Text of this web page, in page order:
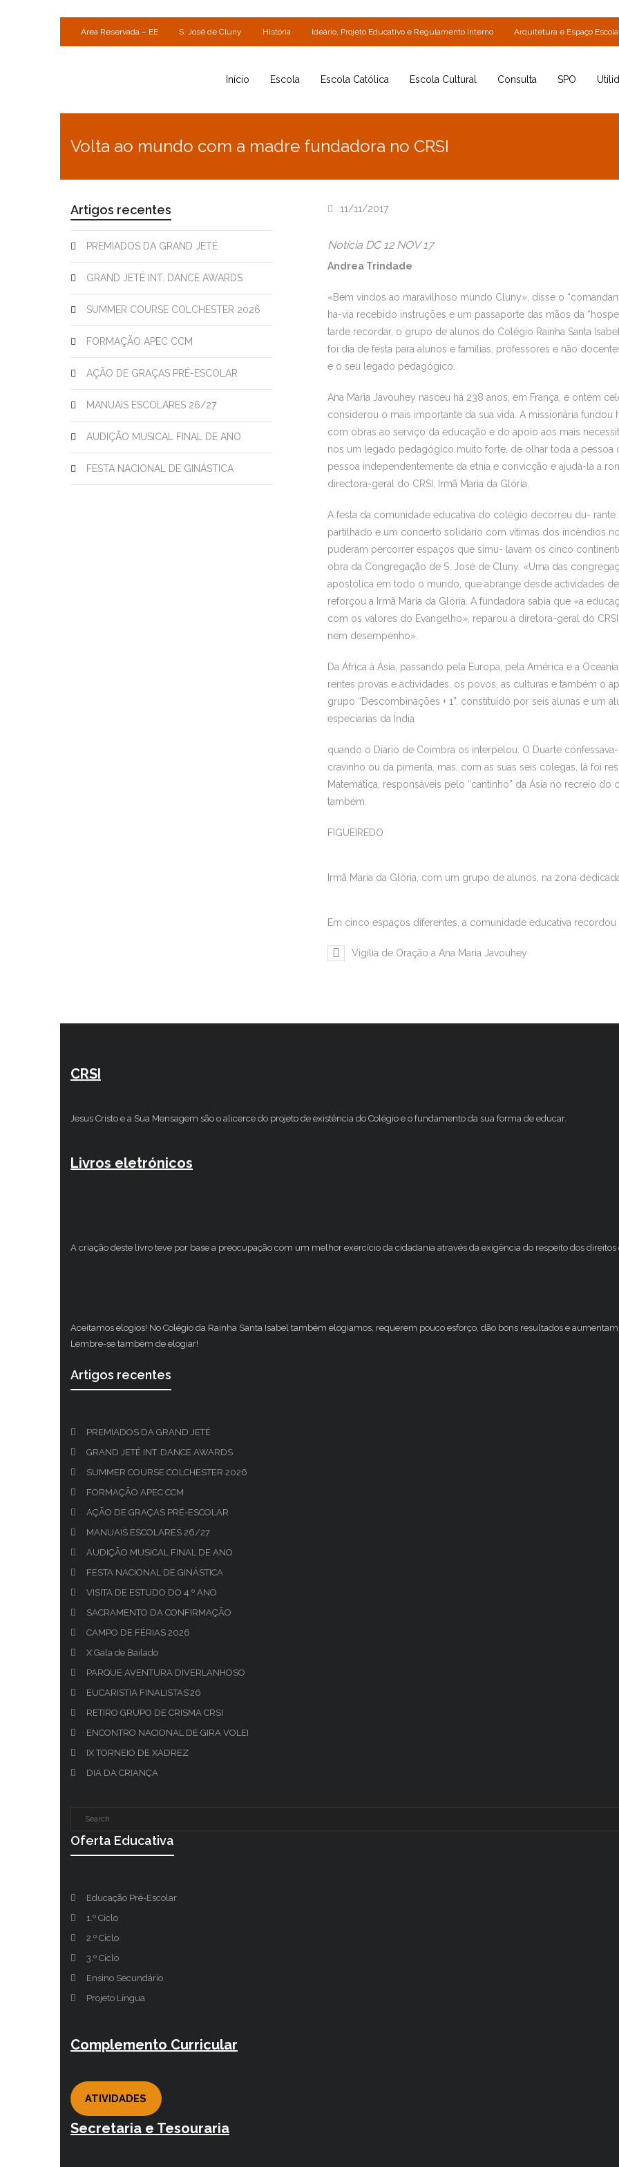
Área Reservada – EE S. José de Cluny História Ideário, Projeto Educativo e Regulamento Interno Arquitetura e Espaço
Início Escola Escola Católica Escola Cultural Consulta SPO
Volta ao mundo com a madre fundadora no CRSI
11/11/2017
Notícia DC 12 NOV 17
Andrea Trindade
«Bem vindos ao maravilhoso mundo Cluny», disse o
ha-via recebido instruções e um passaporte das mãos da
tarde recordar, o grupo de alunos do Colégio Rainha Santa
foi dia de festa para alunos e famílias, professores e não
e o seu legado pedagógico.
Ana Maria Javouhey nasceu há 238 anos, em França, e ontem
considerou o mais importante da sua vida. A missionária fundou
com obras ao serviço da educação e do apoio aos mais
nos um legado pedagógico muito forte, de olhar toda a pessoa
pessoa independentemente da etnia e convicção e ajudá-la a
directora-geral do CRSI, Irmã Maria da Glória.
A festa da comunidade educativa do colégio decorreu du-
partilhado e um concerto solidário com vítimas dos incêndios
puderam percorrer espaços que simu- lavam os cinco
obra da Congregação de S. José de Cluny. «Uma das
apostólica em todo o mundo, que abrange desde actividades
reforçou a Irmã Maria da Glória. A fundadora sabia que «a
com os valores do Evangelho», reparou a diretora-geral do
nem desempenho».
Da África à Ásia, passando pela Europa, pela América e a
rentes provas e actividades, os povos, as culturas e também o
grupo “Descombinações + 1”, constituído por seis alunas e um
especiarias da Índia
quando o Diário de Coimbra os interpelou. O Duarte
cravinho ou da pimenta, mas, com as suas seis colegas, lá foi
Matemática, responsáveis pelo “cantinho” da Ásia no recreio
também.
FIGUEIREDO
Irmã Maria da Glória, com um grupo de alunos, na zona
Em cinco espaços diferentes, a comunidade educativa
Vigília de Oração a Ana Maria Javouhey
Artigos recentes
PREMIADOS DA GRAND JETÉ
GRAND JETÉ INT. DANCE AWARDS
SUMMER COURSE COLCHESTER 2026
FORMAÇÃO APEC CCM
AÇÃO DE GRAÇAS PRÉ-ESCOLAR
MANUAIS ESCOLARES 26/27
AUDIÇÃO MUSICAL FINAL DE ANO
FESTA NACIONAL DE GINÁSTICA
CRSI
Jesus Cristo e a Sua Mensagem são o alicerce do projeto de existência do Colégio e o fundamento da sua forma de educar.
Livros eletrónicos
A criação deste livro teve por base a preocupação com um melhor exercício da cidadania através da exigência do respeito dos
Aceitamos elogios! No Colégio da Rainha Santa Isabel também elogiamos, requerem pouco esforço, dão bons resultados e
Lembre-se também de elogiar!
Artigos recentes
PREMIADOS DA GRAND JETÉ
GRAND JETÉ INT. DANCE AWARDS
SUMMER COURSE COLCHESTER 2026
FORMAÇÃO APEC CCM
AÇÃO DE GRAÇAS PRÉ-ESCOLAR
MANUAIS ESCOLARES 26/27
AUDIÇÃO MUSICAL FINAL DE ANO
FESTA NACIONAL DE GINÁSTICA
VISITA DE ESTUDO DO 4.º ANO
SACRAMENTO DA CONFIRMAÇÃO
CAMPO DE FÉRIAS 2026
X Gala de Bailado
PARQUE AVENTURA DIVERLANHOSO
EUCARISTIA FINALISTAS’26
RETIRO GRUPO DE CRISMA CRSI
ENCONTRO NACIONAL DE GIRA VOLEI
IX TORNEIO DE XADREZ
DIA DA CRIANÇA
Oferta Educativa
Educação Pré-Escolar
1.º Ciclo
2.º Ciclo
3.º Ciclo
Ensino Secundário
Projeto Língua
Complemento Curricular
ATIVIDADES
Secretaria e Tesouraria